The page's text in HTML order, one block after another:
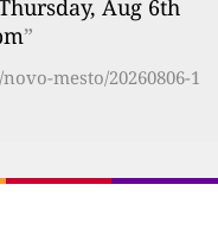
Aug 6th
”
mesto/20260806-1